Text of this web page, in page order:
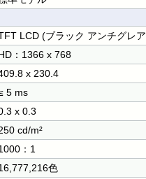
LCD (ブラック アンチグレ
：1366 x 768
x 230.4
5 ms
x 0.3
cd/m²
：1
色